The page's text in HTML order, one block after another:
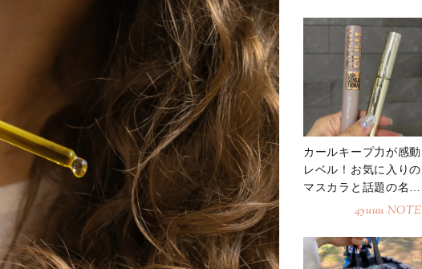
カールキープ力が感動
レベル！お気に入りの
マスカラと話題の名品
4yuuu NOTE